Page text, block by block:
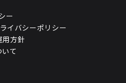
ー
イバシーポリシー
用方針
て